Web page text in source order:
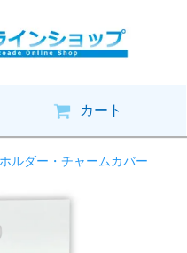
カート
ルダー・チャームカバー